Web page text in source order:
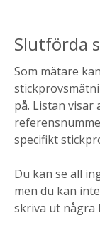
Slutförda
Som mätare
på. Listan visar
specifikt
Du kan se all
men du kan
skriva ut några